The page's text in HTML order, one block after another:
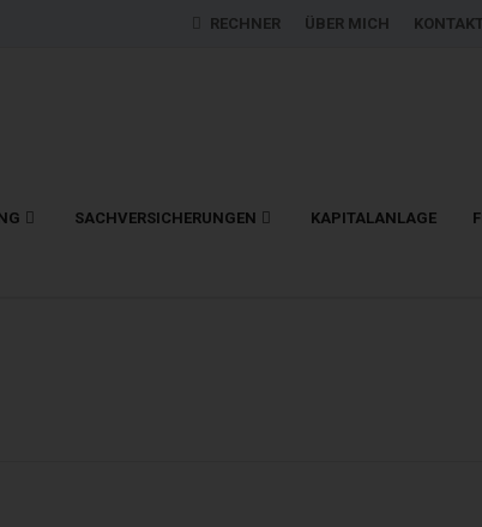
RECHNER ÜBER MICH KONTAKT
SACHVERSICHERUNGEN KAPITALANLAGE